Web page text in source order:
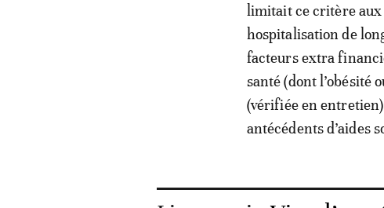
limitait ce critère aux
hospitalisation de
facteurs extra
santé (dont l’obésité
(vérifiée en
antécédents d’aides